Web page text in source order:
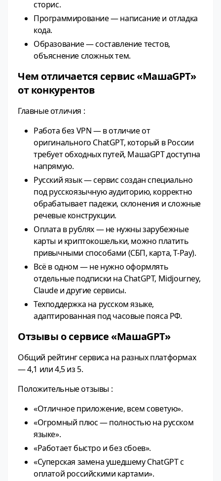
сторис.
Программирование — написание и отладка
кода.
Образование — составление тестов,
объяснение сложных тем.
Чем отличается сервис «МашаGPT»
от конкурентов
Главные отличия :
Работа без VPN — в отличие от
оригинального ChatGPT, который в России
требует обходных путей, МашаGPT доступна
напрямую.
Русский язык — сервис создан специально
под русскоязычную аудиторию, корректно
обрабатывает падежи, склонения и сложные
речевые конструкции.
Оплата в рублях — не нужны зарубежные
карты и криптокошельки, можно платить
привычными способами (СБП, карта, T-Pay).
Всё в одном — не нужно оформлять
отдельные подписки на ChatGPT, Midjourney,
Claude и другие сервисы.
Техподдержка на русском языке,
адаптированная под часовые пояса РФ.
Отзывы о сервисе «МашаGPT»
Общий рейтинг сервиса на разных платформах
— 4,1 или 4,5 из 5.
Положительные отзывы :
«Отличное приложение, всем советую».
«Огромный плюс — полностью на русском
языке».
«Работает быстро и без сбоев».
«Суперская замена ушедшему ChatGPT с
оплатой российскими картами».